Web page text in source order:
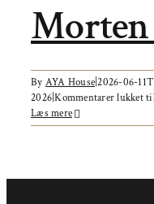
By AYA House|2026-06-
2026|Kommentarer lukkettil
Læs mere